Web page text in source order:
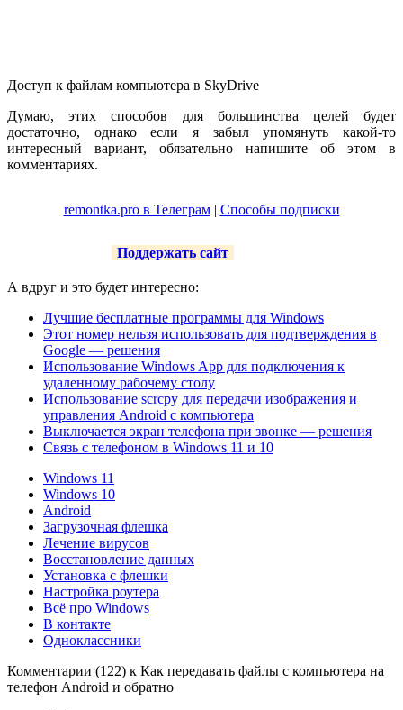
Доступ к файлам компьютера в SkyDrive
Думаю, этих способов для большинства целей будет
достаточно, однако если я забыл упомянуть какой-то
интересный вариант, обязательно напишите об этом в
комментариях.
remontka.pro в Телеграм| Способы подписки
Поддержать сайт
А вдруг и это будет интересно:
Лучшие бесплатные программы для Windows
Этот номер нельзя использовать для подтверждения в
Google — решения
Использование Windows App для подключения к
удаленному рабочему столу
Использование scrcpy для передачи изображения и
управления Android с компьютера
Выключается экран телефона при звонке — решения
Связь с телефоном в Windows 11 и 10
Windows 11
Windows 10
Android
Загрузочная флешка
Лечение вирусов
Восстановление данных
Установка с флешки
Настройка роутера
Всё про Windows
В контакте
Одноклассники
Комментарии (122) к Как передавать файлы с компьютера на
телефон Android и обратно